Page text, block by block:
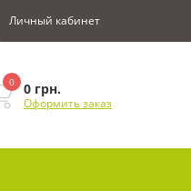
Личный кабинет
0 0 грн.
Оформить заказ